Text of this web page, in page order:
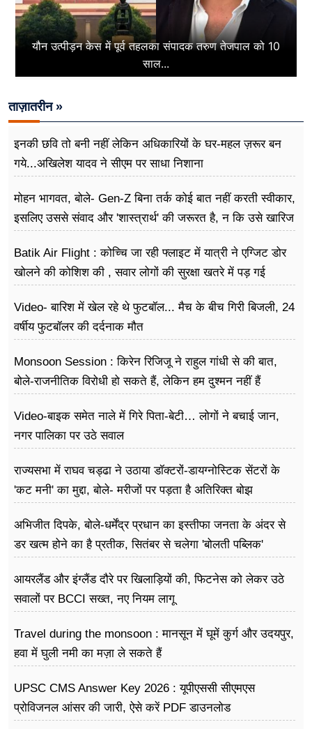
यौन उत्पीड़न केस में पूर्व तहलका संपादक तरुण तेजपाल को 10
साल...
ताज़ातरीन »
इनकी छवि तो बनी नहीं लेकिन अधिकारियों के घर-महल ज़रूर बन
गये...अखिलेश यादव ने सीएम पर साधा​ निशाना
मोहन भागवत, बोले- Gen-Z बिना तर्क कोई बात नहीं करती स्वीकार,
इसलिए उससे संवाद और 'शास्त्रार्थ' की जरूरत है, न कि उसे खारिज
Batik Air Flight : कोच्चि जा रही फ्लाइट में यात्री ने एग्जिट डोर
खोलने की कोशिश की , सवार लोगों की सुरक्षा खतरे में पड़ गई
Video- बारिश में खेल रहे थे फुटबॉल... मैच के बीच गिरी बिजली, 24
वर्षीय फुटबॉलर की दर्दनाक मौत
Monsoon Session : किरेन रिजिजू ने राहुल गांधी से की बात,
बोले-राजनीतिक विरोधी हो सकते हैं, लेकिन हम दुश्मन नहीं हैं
Video-बाइक समेत नाले में गिरे पिता-बेटी… लोगों ने बचाई जान,
नगर पालिका पर उठे सवाल
राज्यसभा में राघव चड्ढा ने उठाया डॉक्टरों-डायग्नोस्टिक सेंटरों के
'कट मनी' का मुद्दा, बोले- मरीजों पर पड़ता है अ​तिरिक्त बोझ
अभिजीत दिपके, बोले-धर्मेंद्र प्रधान का इस्तीफा जनता के अंदर से
डर खत्म होने का है प्रतीक, सितंबर से चलेगा 'बोलती पब्लिक'
आयरलैंड और इंग्लैंड दौरे पर खिलाड़ियों की, फिटनेस को लेकर उठे
सवालों पर BCCI सख्त, नए नियम लागू
Travel during the monsoon : मानसून में घूमें कुर्ग और उदयपुर,
हवा में घुली नमी का मज़ा ले सकते हैं
UPSC CMS Answer Key 2026 : यूपीएससी सीएमएस
प्रोविजनल आंसर की जारी, ऐसे करें PDF डाउनलोड